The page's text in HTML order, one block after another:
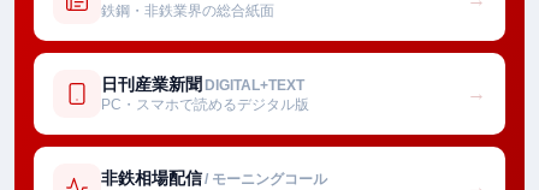
鉄鋼・非鉄業界の総合紙面
日刊産業新聞 DIGITAL+TEXT
PC・スマホで読めるデジタル版
→
非鉄相場配信/ モーニングコール